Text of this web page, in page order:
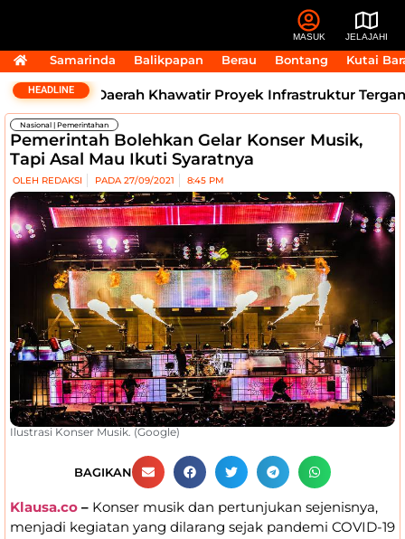
MASUK JELAJAHI
Samarinda Balikpapan Berau Bontang Kutai
HEADLINE
Kepala Daerah Khawatir Proyek Infrastruktur Terganggu
Nasional | Pemerintahan
Pemerintah Bolehkan Gelar Konser Musik,
Tapi Asal Mau Ikuti Syaratnya
OLEH REDAKSI PADA27/09/2021 8:45 PM
Ilustrasi Konser Musik. (Google)
BAGIKAN
Klausa.co – Konser musik dan pertunjukan sejenisnya,
menjadi kegiatan yang dilarang sejak pandemi COVID-19